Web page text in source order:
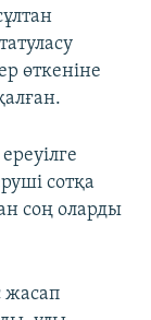
өткеніне
сотқа
соң оларды
жасап